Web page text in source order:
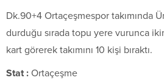
Dk.90+4 Ortaçeşmespor takımında
durduğu sırada topu yere vurunca
kart görerek takımını 10 kişi bıraktı.
Stat : Ortaçeşme